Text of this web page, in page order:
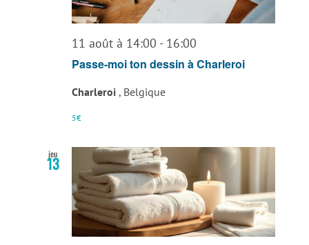
vues
11 août à 14:00 - 16:00
Passe-moi ton dessin à Charleroi
Charleroi , Belgique
5€
jeu
13